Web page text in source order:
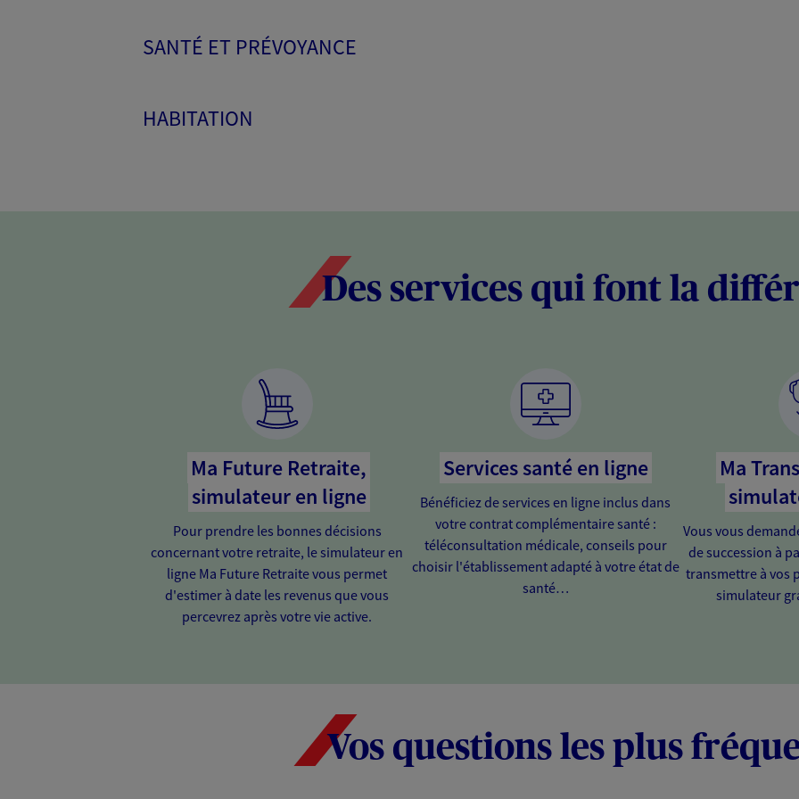
SANTÉ ET PRÉVOYANCE
HABITATION
Des services qui font la
Ma Future Retraite,
simulateur en ligne
Pour prendre les bonnes décisions
concernant votre retraite, le simulateur en
ligne Ma Future Retraite vous permet
d'estimer à date les revenus que vous
percevrez après votre vie active.
Services santé en ligne
Bénéficiez de services en ligne inclus dans
votre contrat complémentaire santé :
téléconsultation médicale, conseils pour
choisir l'établissement adapté à votre état de
santé…
Ma
Vous vous
de succession à
transmettre à vos
simulateur
Vos questions les plus